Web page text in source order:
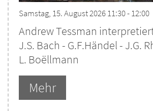
Samstag, 15. August 2026 11:30 - 12:00
Andrew Tessman
J.S. Bach - G.F.Händel - J.G.
L. Boëllmann
Mehr